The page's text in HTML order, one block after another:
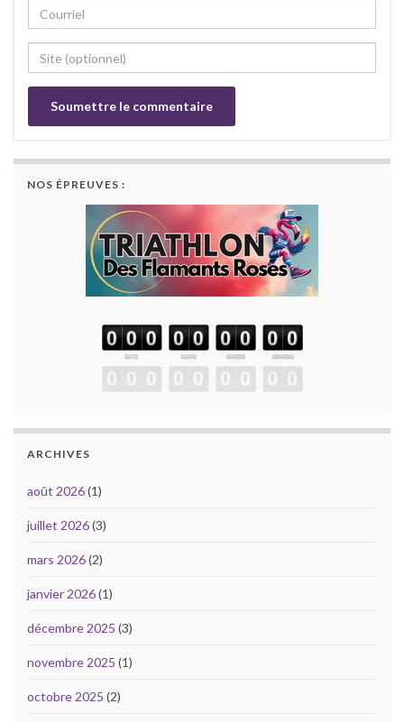
NOS ÉPREUVES :
ARCHIVES
août 2026(1)
juillet 2026(3)
mars 2026(2)
janvier 2026(1)
décembre 2025 (3)
novembre 2025 (1)
octobre 2025 (2)